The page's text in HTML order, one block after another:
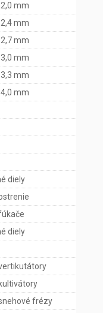
mm
mm
mm
mm
mm
mm
diely
diely
frézy